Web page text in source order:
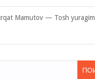
Mamutov — Tosh yuragim